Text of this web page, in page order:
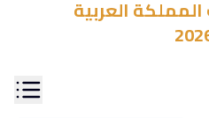
المملكة العربية